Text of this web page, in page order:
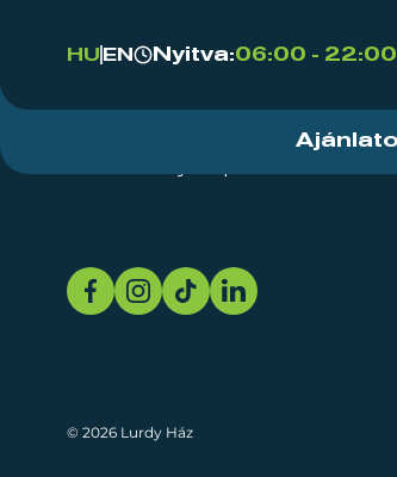
HU EN Nyitva:06:00 - 22:00
© 2026 Lurdy Ház